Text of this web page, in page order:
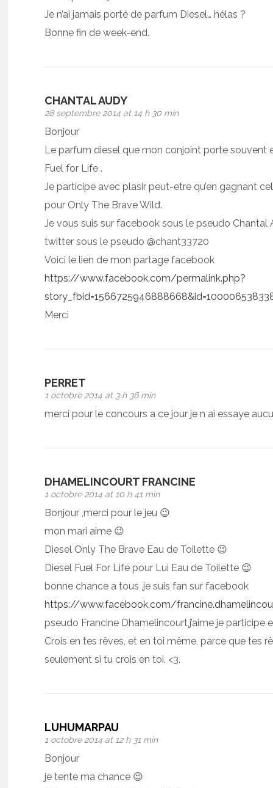
Je n’ai jamais porté de parfum Diesel… hélas ?
Bonne fin de week-end.
CHANTAL AUDY
28 septembre 2014 at 14 h 30 min
Bonjour
Le parfum diesel que mon conjoint porte souvent
Fuel for Life .
Je participe avec plasir peut-etre qu’en gagnant
pour Only The Brave Wild.
Je vous suis sur facebook sous le pseudo Chantal
twitter sous le pseudo @chant33720
Voici le lien de mon partage facebook
https://www.facebook.com/permalink.php?
Merci
PERRET
1 octobre 2014 at 3 h 36 min
merci pour le concours a ce jour je n ai essaye
DHAMELINCOURT FRANCINE
1 octobre 2014 at 10 h 41 min
Bonjour ,merci pour le jeu 😉
mon mari aime 😉
Diesel Only The Brave Eau de Toilette 😉
Diesel Fuel For Life pour Lui Eau de Toilette 😉
bonne chance a tous ,je suis fan sur facebook
https://www.facebook.com/
pseudo Francine Dhamelincourt,j’aime je participe
Crois en tes rêves, et en toi même, parce que tes
seulement si tu crois en toi. <3.
LUHUMARPAU
1 octobre 2014 at 12 h 31 min
Bonjour
je tente ma chance 😉